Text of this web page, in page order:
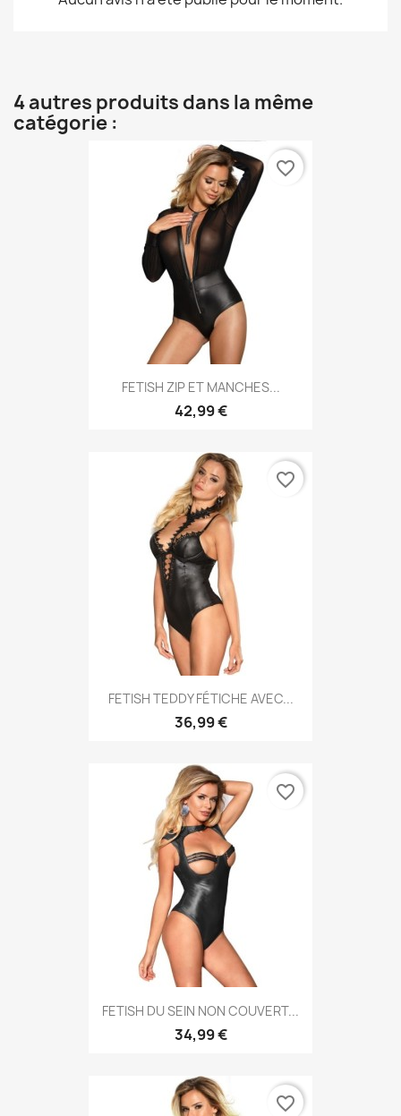
4 autres produits dans la même
catégorie :
FETISH ZIP ET MANCHES...
42,99 €
favorite_border
FETISH TEDDY FÉTICHE AVEC...
36,99 €
favorite_border
FETISH DU SEIN NON COUVERT...
34,99 €
favorite_border
favorite_border